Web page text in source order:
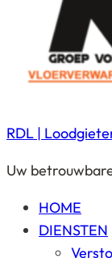
RDL |
Uw
HOME
DIENSTEN